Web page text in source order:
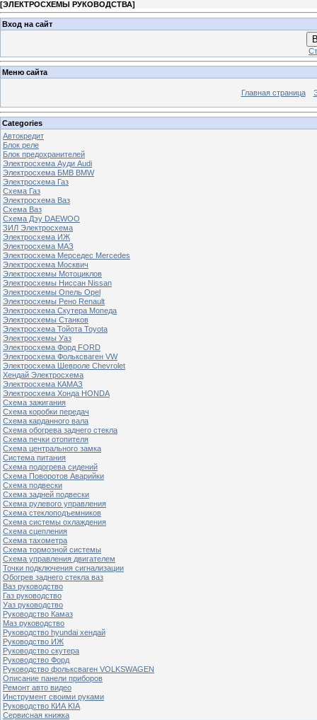
[ЭЛЕКТРОСХЕМЫ РУКОВОДСТВА]
Вход на сайт
Меню сайта
Главная страница
Categories
Автокредит
Блок реле
Блок предохранителей
Электросхема Ауди Audi
Электросхема БМВ BMW
Электросхема Газ
Схема Газ
Электросхема Ваз
Схема Ваз
Схема Дэу DAEWOO
ЗИЛ Электросхема
Электросхема ИЖ
Электросхема МАЗ
Электросхема Мерседес Mercedes
Электросхема Москвич
Электросхемы Мотоциклов
Электросхемы Ниссан Nissan
Электросхемы Опель Opel
Электросхемы Рено Renault
Электросхема Скутера Мопеда
Электросхемы Станков
Электросхема Тойота Toyota
Электросхемы Уаз
Электросхема Форд FORD
Электросхема Фольксваген VW
Электросхема Шевроле Chevrolet
Хендай Электросхема
Электросхема КАМАЗ
Электросхема Хонда HONDA
Схема зажигания
Схема коробки передач
Схема карданного вала
Схема обогрева заднего стекла
Схема печки отопителя
Схема центрального замка
Система питания
Схема подогрева сидений
Схема Поворотов Аварийки
Схема подвески
Схема задней подвески
Схема рулевого управления
Схема стеклоподъемников
Схема системы охлаждения
Схема сцепления
Схема тахометра
Схема тормозной системы
Схема управления двигателем
Точки подключения сигнализации
Обогрев заднего стекла ваз
Ваз руководство
Газ руководство
Уаз руководство
Руководство Камаз
Маз руководство
Руководство hyundai хендай
Руководство ИЖ
Руководство скутера
Руководство Форд
Руководство фольксваген VOLKSWAGEN
Описание панели приборов
Ремонт авто видео
Инструмент своими руками
Руководство КИА KIA
Сервисная книжка